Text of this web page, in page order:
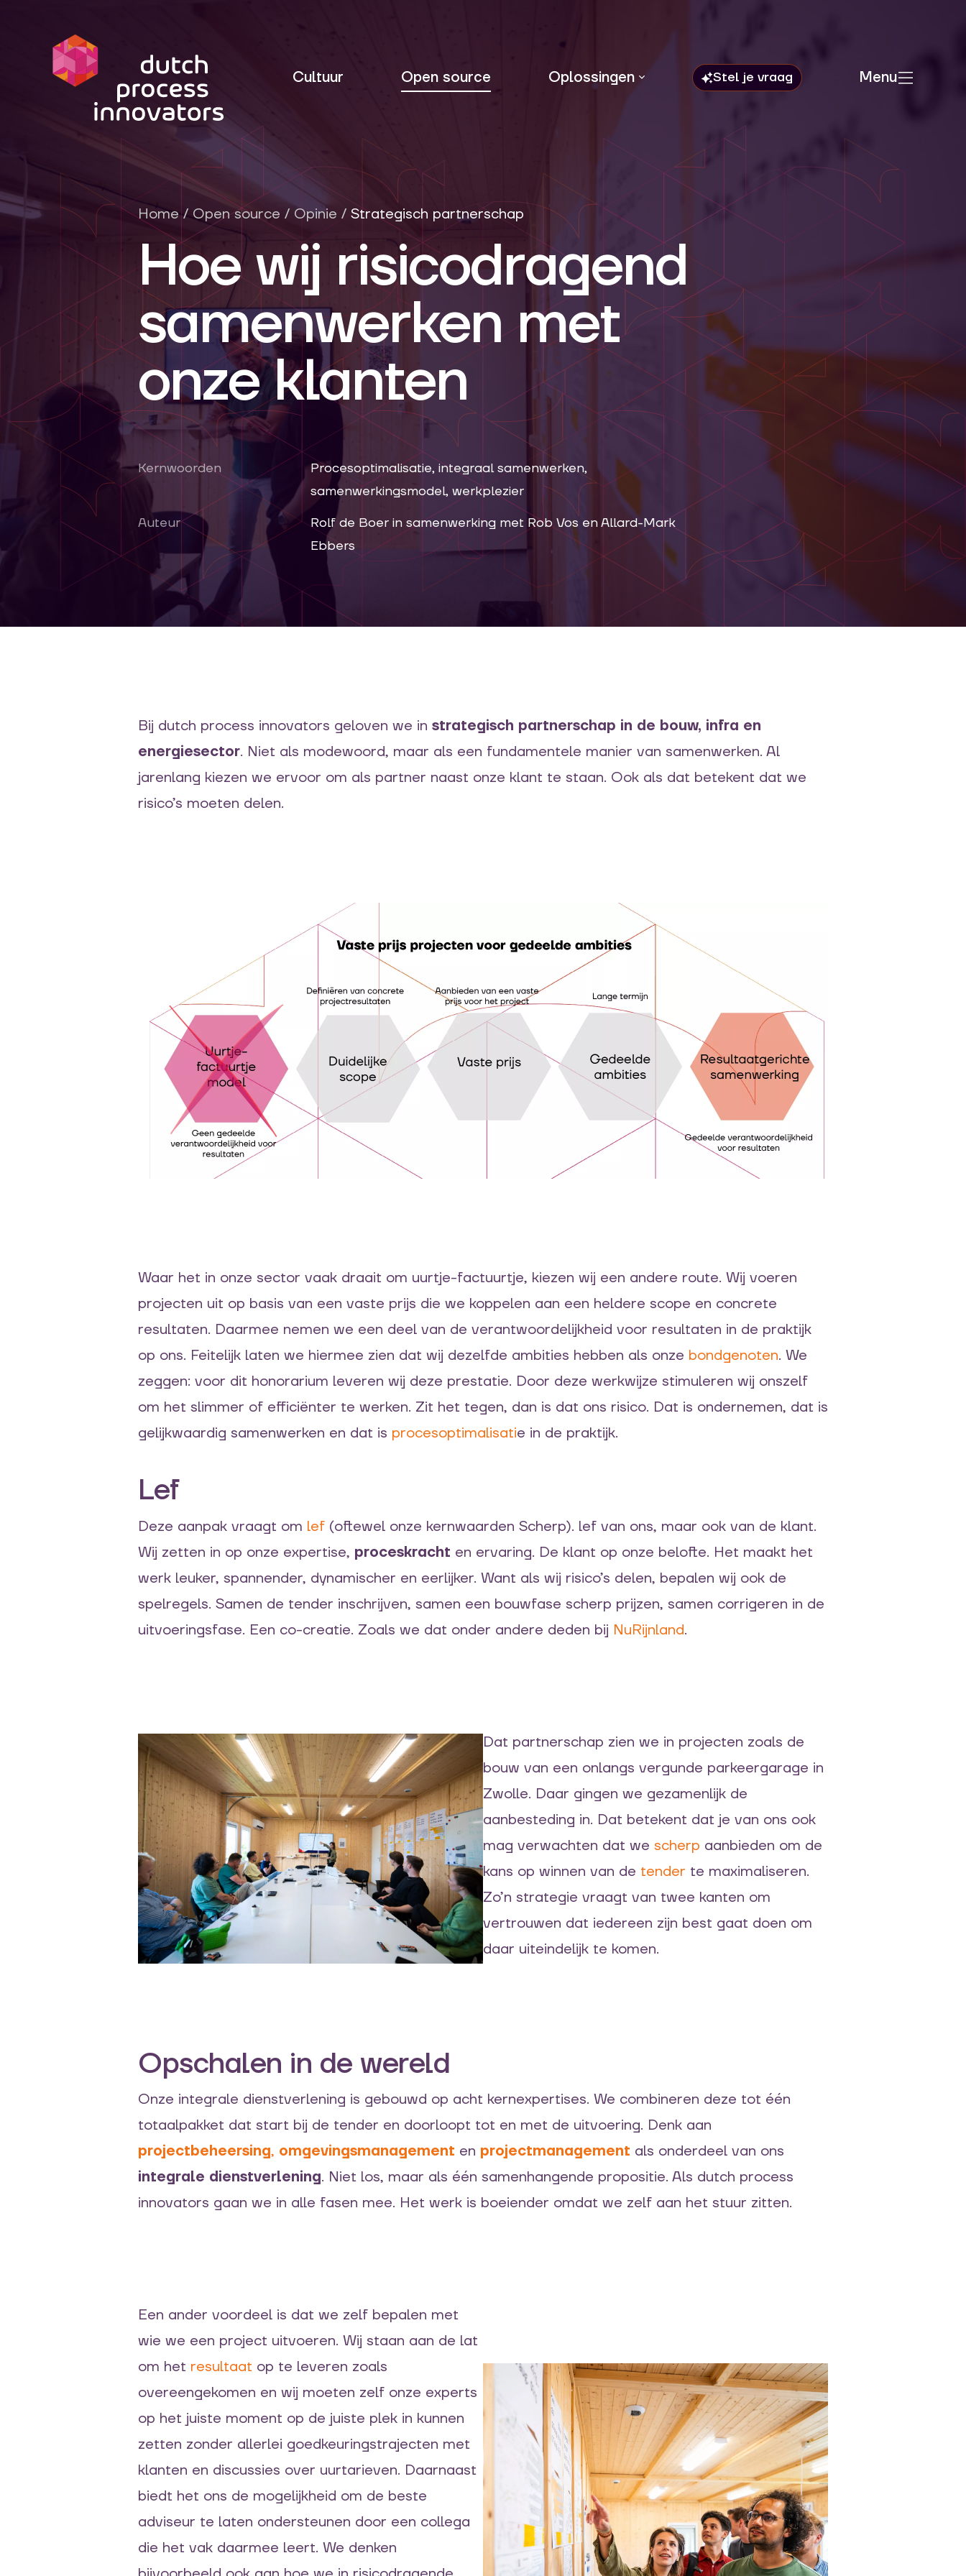
Cultuur
Open source Oplossingen Menu
Home/ Open source / Opinie /Strategisch partnerschap
Hoe wij risicodragend
samenwerken met
onze klanten
Kernwoorden
Procesoptimalisatie, integraal samenwerken,
samenwerkingsmodel, werkplezier
Auteur
Rolf de Boer in samenwerking met Rob Vos en Allard-Mark
Ebbers
Bij dutch process innovators geloven we in strategisch partnerschap in de bouw, infra en
energiesector. Niet als modewoord, maar als een fundamentele manier van samenwerken. Al
jarenlang kiezen we ervoor om als partner naast onze klant te staan. Ook als dat betekent dat we
risico’s moeten delen.
Waar het in onze sector vaak draait om uurtje-factuurtje, kiezen wij een andere route. Wij voeren
projecten uit op basis van een vaste prijs die we koppelen aan een heldere scope en concrete
resultaten. Daarmee nemen we een deel van de verantwoordelijkheid voor resultaten in de praktijk
op ons. Feitelijk laten we hiermee zien dat wij dezelfde ambities hebben als onze bondgenoten. We
zeggen: voor dit honorarium leveren wij deze prestatie. Door deze werkwijze stimuleren wij onszelf
om het slimmer of efficiënter te werken. Zit het tegen, dan is dat ons risico. Dat is ondernemen, dat is
gelijkwaardig samenwerken en dat is procesoptimalisatie in de praktijk.
Lef
Deze aanpak vraagt om lef (oftewel onze kernwaarden Scherp). lef van ons, maar ook van de klant.
Wij zetten in op onze expertise, proceskracht en ervaring. De klant op onze belofte. Het maakt het
werk leuker, spannender, dynamischer en eerlijker. Want als wij risico’s delen, bepalen wij ook de
spelregels. Samen de tender inschrijven, samen een bouwfase scherp prijzen, samen corrigeren in de
uitvoeringsfase. Een co-creatie. Zoals we dat onder andere deden bij NuRijnland.
Dat partnerschap zien we in projecten zoals de
bouw van een onlangs vergunde parkeergarage in
Zwolle. Daar gingen we gezamenlijk de
aanbesteding in. Dat betekent dat je van ons ook
mag verwachten dat we scherp aanbieden om de
kans op winnen van de tender te maximaliseren.
Zo’n strategie vraagt van twee kanten om
vertrouwen dat iedereen zijn best gaat doen om
daar uiteindelijk te komen.
Opschalen in de wereld
Onze integrale dienstverlening is gebouwd op acht kernexpertises. We combineren deze tot één
totaalpakket dat start bij de tender en doorloopt tot en met de uitvoering. Denk aan
projectbeheersing, omgevingsmanagement en projectmanagement als onderdeel van ons
integrale dienstverlening. Niet los, maar als één samenhangende propositie. Als dutch process
innovators gaan we in alle fasen mee. Het werk is boeiender omdat we zelf aan het stuur zitten.
Een ander voordeel is dat we zelf bepalen met
wie we een project uitvoeren. Wij staan aan de lat
om het resultaat op te leveren zoals
overeengekomen en wij moeten zelf onze experts
op het juiste moment op de juiste plek in kunnen
zetten zonder allerlei goedkeuringstrajecten met
klanten en discussies over uurtarieven. Daarnaast
biedt het ons de mogelijkheid om de beste
adviseur te laten ondersteunen door een collega
die het vak daarmee leert. We denken